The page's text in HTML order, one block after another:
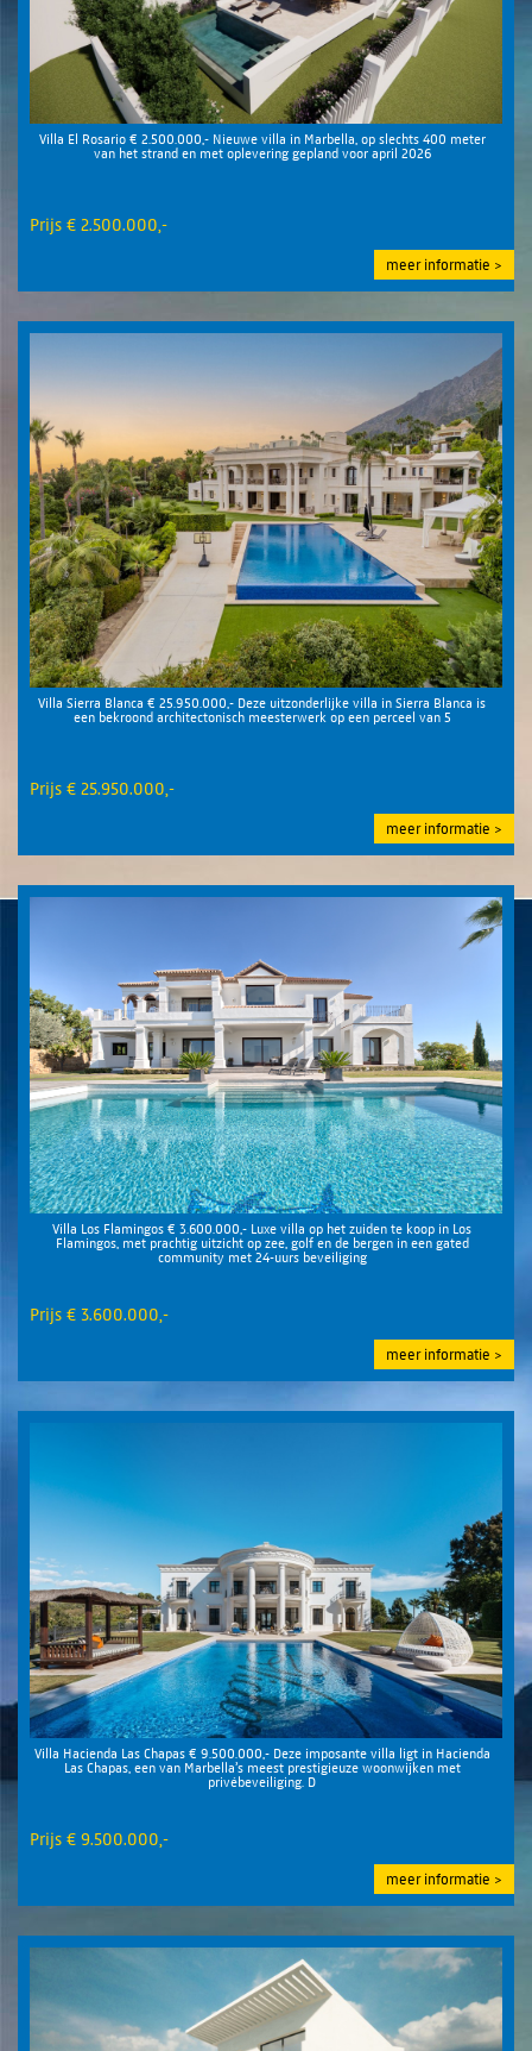
Villa El Rosario € 2.500.000,- Nieuwe villa in Marbella, op slechts 400 meter
van het strand en met oplevering gepland voor april 2026
Prijs € 2.500.000,-
meer informatie
Villa Sierra Blanca € 25.950.000,- Deze uitzonderlijke villa in Sierra Blanca is
een bekroond architectonisch meesterwerk op een perceel van 5
Prijs € 25.950.000,-
meer informatie
Villa Los Flamingos € 3.600.000,- Luxe villa op het zuiden te koop in Los
Flamingos, met prachtig uitzicht op zee, golf en de bergen in een gated
community met 24-uurs beveiliging
Prijs € 3.600.000,-
meer informatie
Villa Hacienda Las Chapas € 9.500.000,- Deze imposante villa ligt in Hacienda
Las Chapas, een van Marbella’s meest prestigieuze woonwijken met
privébeveiliging. D
Prijs € 9.500.000,-
meer informatie